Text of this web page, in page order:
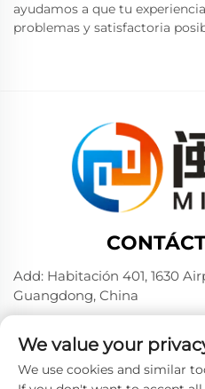
ayudamos a que tu
problemas y satisfactoria
Add: Habitación 401, 1630
Guangdong, China
Por teléfono / Wechat /
+86 15180199394 +86
We value your
We use cookies and similar